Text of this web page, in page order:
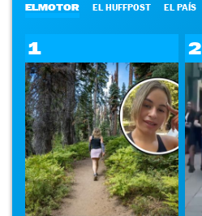
ELMOTOR EL HUFFPOST EL PAÍS
1 2